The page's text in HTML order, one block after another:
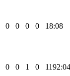
0 0 0 0
18:08
0 0 1 0
1192:04